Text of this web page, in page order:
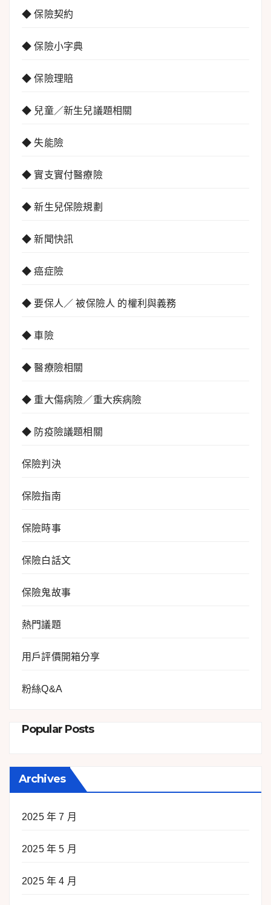
◆ 保險契約
◆ 保險小字典
◆ 保險理賠
◆ 兒童／新生兒議題相關
◆ 失能險
◆ 實支實付醫療險
◆ 新生兒保險規劃
◆ 新聞快訊
◆ 癌症險
◆ 要保人／ 被保險人 的權利與義務
◆ 車險
◆ 醫療險相關
◆ 重大傷病險／重大疾病險
◆ 防疫險議題相關
保險判決
保險指南
保險時事
保險白話文
保險鬼故事
熱門議題
用戶評價開箱分享
粉絲Q&A
Popular Posts
Archives
2025 年 7 月
2025 年 5 月
2025 年 4 月